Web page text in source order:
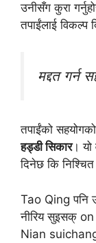
उनीसँग कुरा
तपाईंलाई विकल्प
मद्दत गर्न
तपाईंको
हड्डी सिकार। यो
दिनेछ कि
Tao Qing पनि
नीरिय सुइसक् on
Nian suichang